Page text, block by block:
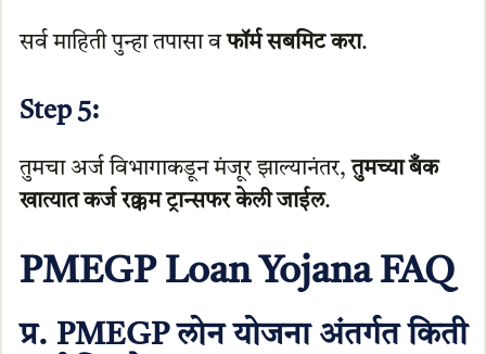
सर्व माहिती पुन्हा तपासा वफॉर्म सबमिट करा.
Step5:
तुमचा अर्ज विभागाकडून मंजूर झाल्यानंतर,तुमच्या बँक
खात्यात कर्ज रक्कम ट्रान्सफर केली जाईल.
PMEGP Loan Yojana FAQ
प्र. PMEGP लोन योजना अंतर्गत किती